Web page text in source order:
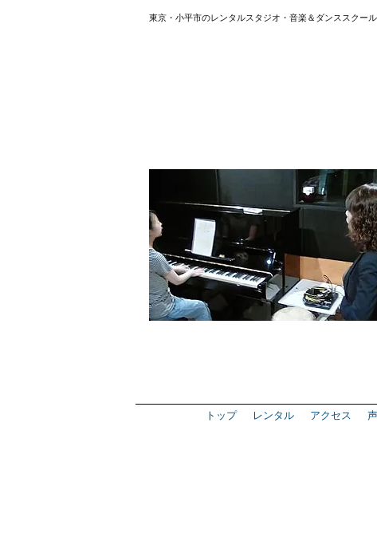
東京・小平市のレンタルスタジオ・音楽＆ダンススクール
トップ レンタル アクセス